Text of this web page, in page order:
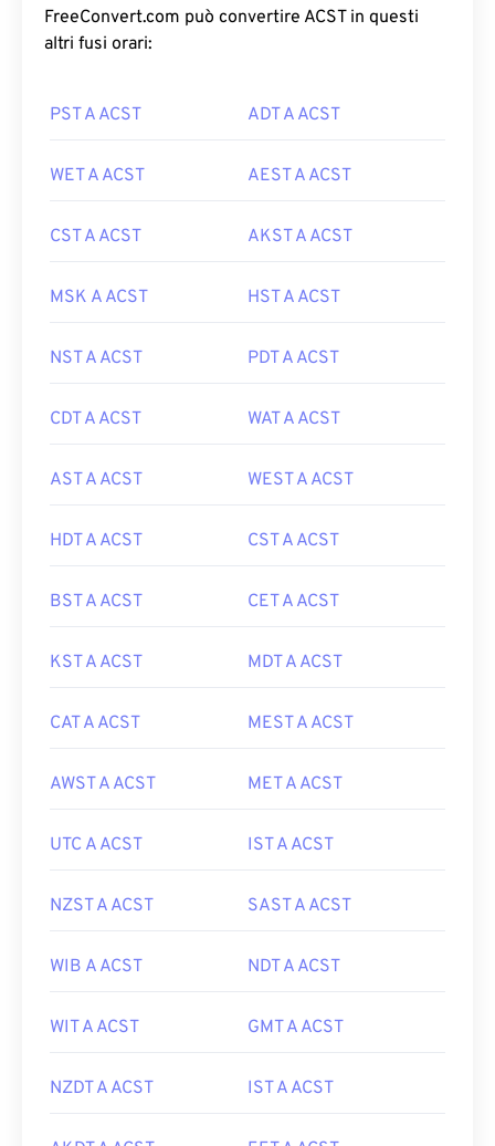
FreeConvert.com può convertire ACST in questi
altri fusi orari:
PST A ACST ADT A ACST
WET A ACST AEST A ACST
CST A ACST AKST A ACST
MSK A ACST HST A ACST
NST A ACST PDT A ACST
CDT A ACST WAT A ACST
AST A ACST WEST A ACST
HDT A ACST CST A ACST
BST A ACST CET A ACST
KST A ACST MDT A ACST
CAT A ACST MEST A ACST
AWST A ACST MET A ACST
UTC A ACST IST A ACST
NZST A ACST SAST A ACST
WIB A ACST NDT A ACST
WIT A ACST GMT A ACST
NZDT A ACST IST A ACST